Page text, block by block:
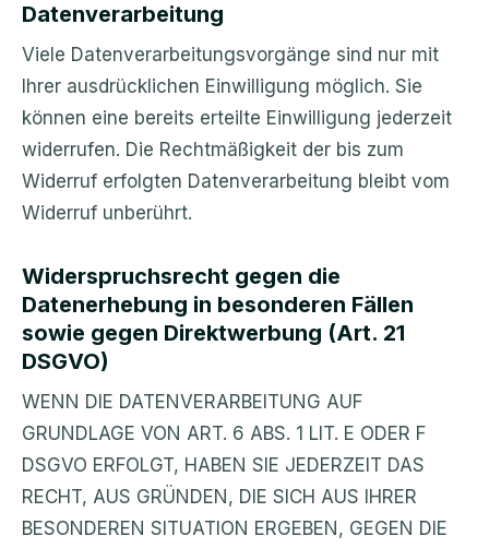
Datenverarbeitung
Viele Datenverarbeitungsvorgänge sind nur mit
Ihrer ausdrücklichen Einwilligung möglich. Sie
können eine bereits erteilte Einwilligung jederzeit
widerrufen. Die Rechtmäßigkeit der bis zum
Widerruf erfolgten Datenverarbeitung bleibt vom
Widerruf unberührt.
Widerspruchsrecht gegen die
Datenerhebung in besonderen Fällen
sowie gegen Direktwerbung (Art. 21
DSGVO)
WENN DIE DATENVERARBEITUNG AUF
GRUNDLAGE VON ART. 6 ABS. 1 LIT. E ODER F
DSGVO ERFOLGT, HABEN SIE JEDERZEIT DAS
RECHT, AUS GRÜNDEN, DIE SICH AUS IHRER
BESONDEREN SITUATION ERGEBEN, GEGEN DIE